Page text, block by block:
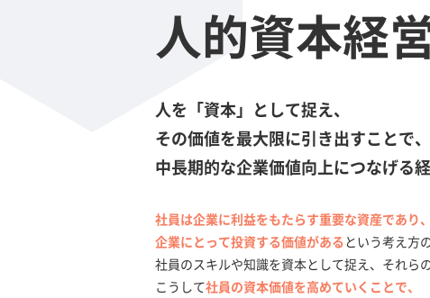
人的資本経
人を「資本」として捉え、
その価値を最大限に引き出すことで、
中長期的な企業価値向上につなげる
社員は企業に利益をもたらす重要な資産であり、
企業にとって投資する価値がある という考え方
社員のスキルや知識を資本として捉え、それら
こうして社員の資本価値を高めていくことで、